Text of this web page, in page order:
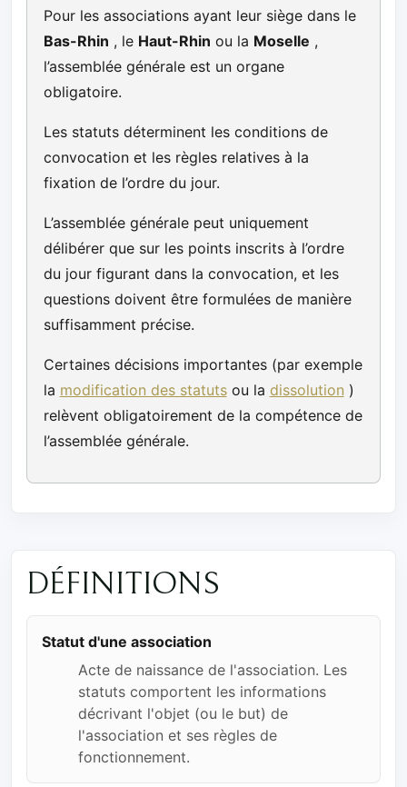
Pour les associations ayant leur siège dans le
Bas-Rhin , le Haut-Rhin ou la Moselle ,
l’assemblée générale est un organe
obligatoire.
Les statuts déterminent les conditions de
convocation et les règles relatives à la
fixation de l’ordre du jour.
L’assemblée générale peut uniquement
délibérer que sur les points inscrits à l’ordre
du jour figurant dans la convocation, et les
questions doivent être formulées de manière
suffisamment précise.
Certaines décisions importantes (par exemple
la modification des statutsou la dissolution )
relèvent obligatoirement de la compétence de
l’assemblée générale.
DÉFINITIONS
Statut d'une association
Acte de naissance de l'association. Les
statuts comportent les informations
décrivant l'objet (ou le but) de
l'association et ses règles de
fonctionnement.